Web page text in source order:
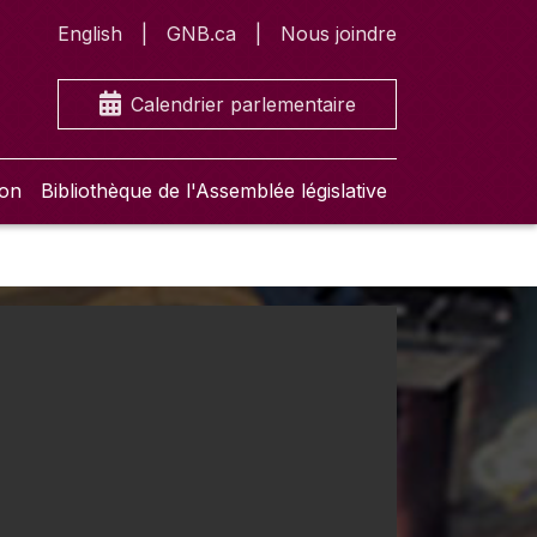
English GNB.ca Nous joindre
Calendrier parlementaire
Bibliothèque de l'Assemblée législative